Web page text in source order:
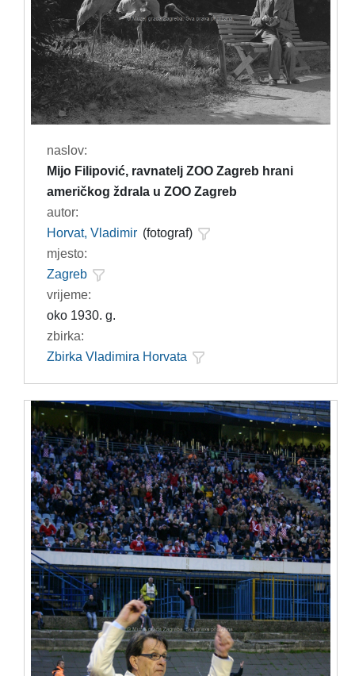
naslov:
Mijo Filipović, ravnatelj ZOO Zagreb hrani
američkog ždrala u ZOO Zagreb
autor:
Horvat, Vladimir (fotograf)
mjesto:
Zagreb
vrijeme:
oko 1930. g.
zbirka:
Zbirka Vladimira Horvata